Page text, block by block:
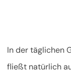
In der täglichen
fließt natürlich